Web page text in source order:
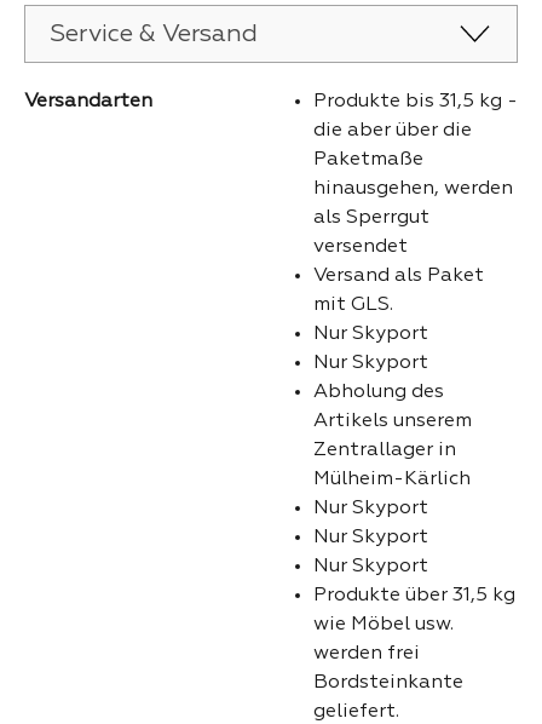
Service & Versand
Versandarten
Produkte bis 31,5 kg -
die aber über die
Paketmaße
hinausgehen, werden
als Sperrgut
versendet
Versand als Paket
mit GLS.
Nur Skyport
Nur Skyport
Abholung des
Artikels unserem
Zentrallager in
Mülheim-Kärlich
Nur Skyport
Nur Skyport
Nur Skyport
Produkte über 31,5 kg
wie Möbel usw.
werden frei
Bordsteinkante
geliefert.